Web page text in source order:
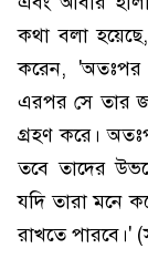
কথা বলা
করেন, 'অতঃপর
এরপর সে তার
গ্রহণ করে।
তবে তাদের
যদি তারা মনে
রাখতে পারবে।'